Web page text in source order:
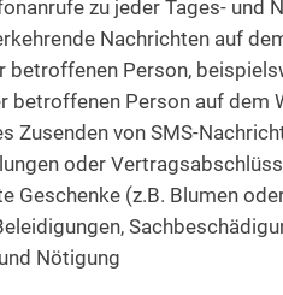
zu jeder Tages- und
Nachrichten auf
betroffenen Person,
betroffenen Person auf dem
Zusenden von SMS-
oder
Geschenke (z.B. Blumen
Nötigung